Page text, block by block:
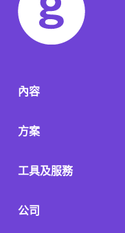
內容
方案
工具及服務
公司